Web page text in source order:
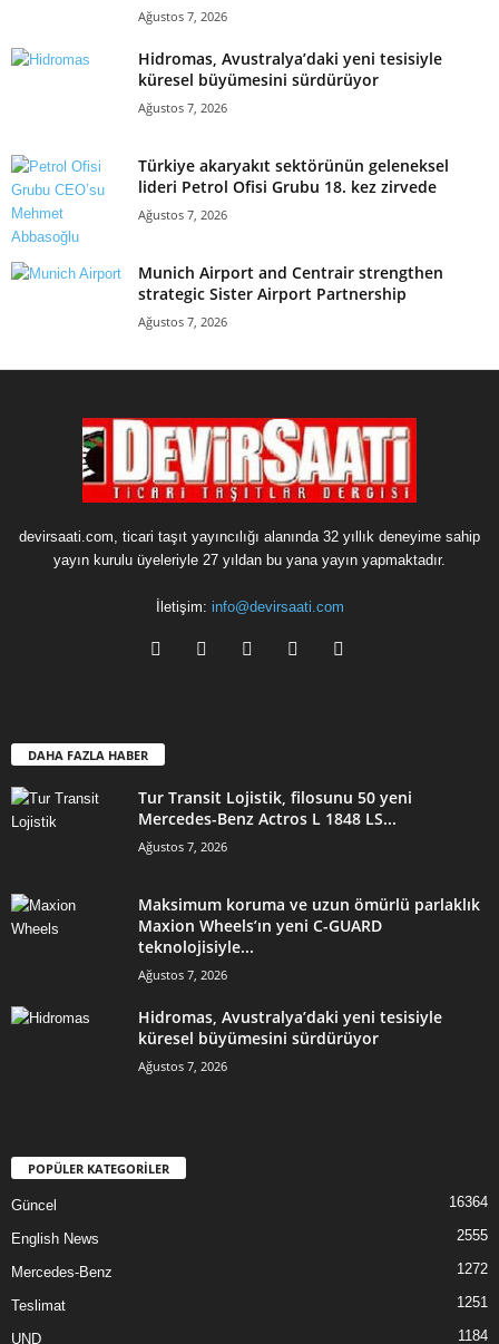
Ağustos 7, 2026
Hidromas, Avustralya’daki yeni tesisiyle
küresel büyümesini sürdürüyor
Ağustos 7, 2026
Türkiye akaryakıt sektörünün geleneksel
lideri Petrol Ofisi Grubu 18. kez zirvede
Ağustos 7, 2026
Munich Airport and Centrair strengthen
strategic Sister Airport Partnership
Ağustos 7, 2026
devirsaati.com, ticari taşıt yayıncılığı alanında 32 yıllık deneyime sahip
yayın kurulu üyeleriyle 27 yıldan bu yana yayın yapmaktadır.
İletişim: info@devirsaati.com
DAHA FAZLA HABER
Tur Transit Lojistik, filosunu 50 yeni
Mercedes-Benz Actros L 1848 LS...
Ağustos 7, 2026
Maksimum koruma ve uzun ömürlü parlaklık
Maxion Wheels’ın yeni C-GUARD
teknolojisiyle...
Ağustos 7, 2026
Hidromas, Avustralya’daki yeni tesisiyle
küresel büyümesini sürdürüyor
Ağustos 7, 2026
POPÜLER KATEGORİLER
Güncel 16364
English News 2555
Mercedes-Benz 1272
Teslimat 1251
UND 1184